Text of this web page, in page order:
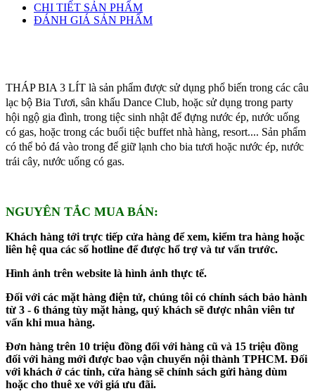
CHI TIẾT SẢN PHẨM
ĐÁNH GIÁ SẢN PHẨM
THÁP BIA 3 LÍT là sản phẩm được sử dụng phổ biến trong các câu
lạc bộ Bia Tươi, sân khấu Dance Club, hoặc sử dụng trong party
hội ngộ gia đình, trong tiệc sinh nhật để đựng nước ép, nước uống
có gas, hoặc trong các buổi tiệc buffet nhà hàng, resort.... Sản phẩm
có thể bỏ đá vào trong để giữ lạnh cho bia tươi hoặc nước ép, nước
trái cây, nước uống có gas.
NGUYÊN TẮC MUA BÁN:
Khách hàng tới trực tiếp cửa hàng để xem, kiểm tra hàng hoặc
liên hệ qua các số hotline để được hổ trợ và tư vấn trước.
Hình ảnh trên website là hình ảnh thực tế.
Đối với các mặt hàng điện tử, chúng tôi có chính sách bảo hành
từ 3 - 6 tháng tùy mặt hàng, quý khách sẽ được nhân viên tư
vấn khi mua hàng.
Đơn hàng trên 10 triệu đồng đối với hàng cũ và 15 triệu đồng
đối với hàng mới được bao vận chuyển nội thành TPHCM. Đối
với khách ở các tỉnh, cửa hàng sẽ chính sách gửi hàng dùm
hoặc cho thuê xe với giá ưu đãi.